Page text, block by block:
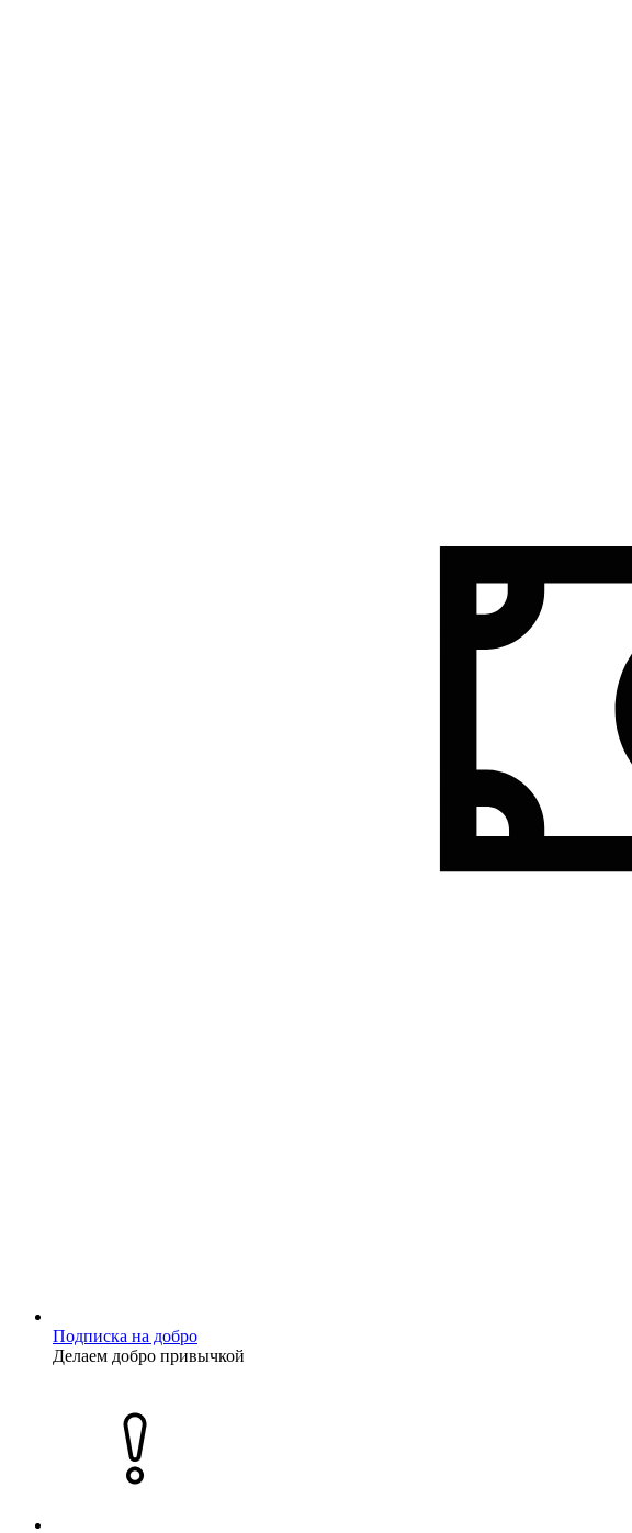
Подписка на добро
Делаем добро привычкой